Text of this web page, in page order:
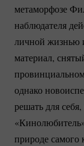
метаморфозе
наблюдателя
личной
материал,
однако
решать для
природе самого